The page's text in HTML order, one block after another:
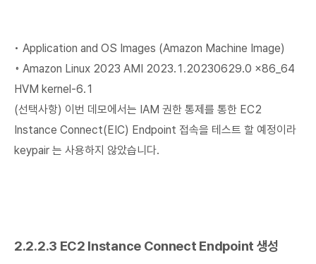
• Application and OS Images (Amazon Machine Image)
◦ Amazon Linux 2023 AMI 2023.1.20230629.0 x86_64
HVM kernel-6.1
(선택사항) 이번 데모에서는 IAM 권한 통제를 통한 EC2
Instance Connect(EIC) Endpoint 접속을 테스트 할 예정이라
keypair 는 사용하지 않았습니다.
2.2.2.3 EC2 Instance Connect Endpoint 생성